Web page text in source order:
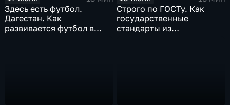
Здесь есть футбол.
Дагестан. Как
развивается футбол в
Строго по ГОСТу. Как
государственные
стандарты из